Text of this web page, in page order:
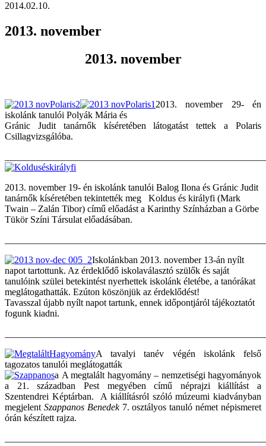
2014.02.10.
2013. november
2013. november
2013. november 29- én
iskolánk tanulói Polyák Mária és
Gránic Judit tanárnők kíséretében látogatást tettek a Polaris
Csillagvizsgálóba.
2013. november 19- én iskolánk tanulói Balog Ilona és Gránic Judit
tanárnők kíséretében tekintették meg Koldus és királyfi (Mark
Twain – Zalán Tibor) című előadást a Karinthy Színházban a Görbe
Tükör Színi Társulat előadásában.
Iskolánkban 2013. november 13-án nyílt
napot tartottunk. Az érdeklődő iskolaválasztó szülők és saját
tanulóink szülei betekintést nyerhettek iskolánk életébe, a tanórákat
meglátogathatták. Ezúton köszönjük az érdeklődést!
Tavasszal újabb nyílt napot tartunk, ennek időpontjáról tájékoztatót
fogunk kiadni.
A tavalyi tanév végén iskolánk felső
tagozatos tanulói meglátogatták
a A megtalált hagyomány – nemzetiségi hagyományok
a 21. században Pest megyében című néprajzi kiállítást a
Szentendrei Képtárban. A kiállításról szóló múzeumi kiadványban
megjelent Szappanos Benedek7. osztályos tanuló német népismeret
órán készített rajza.